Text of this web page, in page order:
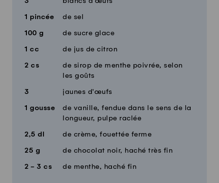
1 pincée de sel
100 g de sucre glace
1 cc de jus de citron
2 cs
de sirop de menthe poivrée, selon
les goûts
3 jaunes d'œufs
1 gousse
de vanille, fendue dans le sens de la
longueur, pulpe raclée
2,5 dl de crème, fouettée ferme
25 g de chocolat noir, haché très fin
2 - 3 cs de menthe, haché fin